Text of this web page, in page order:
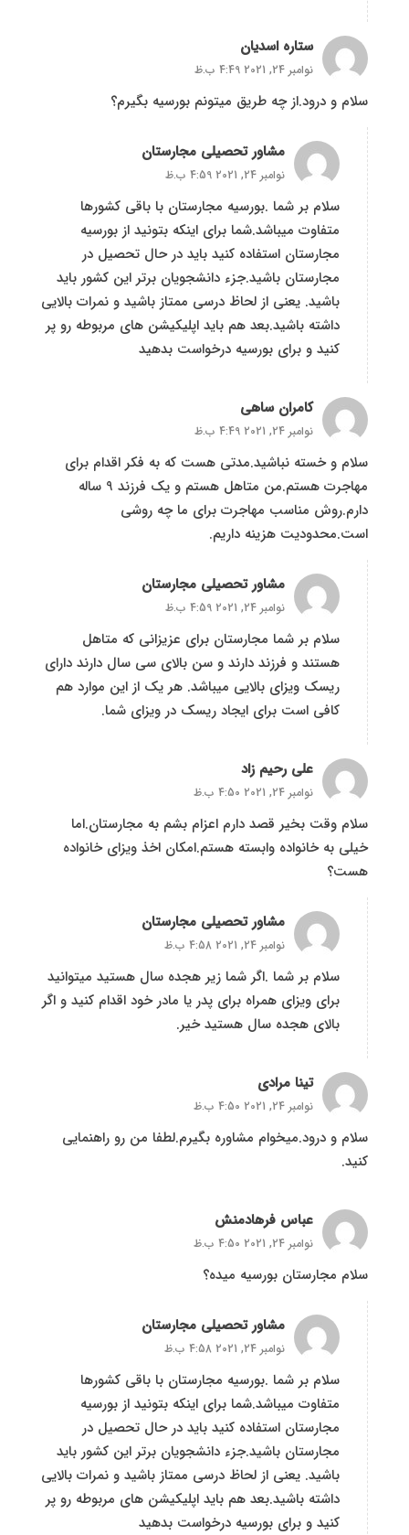
ستاره اسدیان
نوامبر 24, 2021 4:49 ب.ظ
سلام و درود.از چه طریق میتونم بورسیه بگیرم؟
مشاور تحصیلی مجارستان
نوامبر 24, 2021 4:59 ب.ظ
سلام بر شما .بورسیه مجارستان با باقی کشورها
متفاوت میباشد.شما برای اینکه بتونید از بورسیه
مجارستان استفاده کنید باید در حال تحصیل در
مجارستان باشید.جزء دانشجویان برتر این کشور باید
باشید. یعنی از لحاظ درسی ممتاز باشید و نمرات بالایی
داشته باشید.بعد هم باید اپلیکیشن های مربوطه رو پر
کنید و برای بورسیه درخواست بدهید
کامران ساهی
نوامبر 24, 2021 4:49 ب.ظ
سلام و خسته نباشید.مدتی هست که به فکر اقدام برای
مهاجرت هستم.من متاهل هستم و یک فرزند 9 ساله
دارم.روش مناسب مهاجرت برای ما چه روشی
است.محدودیت هزینه داریم.
مشاور تحصیلی مجارستان
نوامبر 24, 2021 4:59 ب.ظ
سلام بر شما مجارستان برای عزیزانی که متاهل
هستند و فرزند دارند و سن بالای سی سال دارند دارای
ریسک ویزای بالایی میباشد. هر یک از این موارد هم
کافی است برای ایجاد ریسک در ویزای شما.
علی رحیم زاد
نوامبر 24, 2021 4:50 ب.ظ
سلام وقت بخیر قصد دارم اعزام بشم به مجارستان.اما
خیلی به خانواده وابسته هستم.امکان اخذ ویزای خانواده
هست؟
مشاور تحصیلی مجارستان
نوامبر 24, 2021 4:58 ب.ظ
سلام بر شما .اگر شما زیر هجده سال هستید میتوانید
برای ویزای همراه برای پدر یا مادر خود اقدام کنید و اگر
بالای هجده سال هستید خیر.
تینا مرادی
نوامبر 24, 2021 4:50 ب.ظ
سلام و درود.میخوام مشاوره بگیرم.لطفا من رو راهنمایی
کنید.
عباس فرهادمنش
نوامبر 24, 2021 4:50 ب.ظ
سلام مجارستان بورسیه میده؟
مشاور تحصیلی مجارستان
نوامبر 24, 2021 4:58 ب.ظ
سلام بر شما .بورسیه مجارستان با باقی کشورها
متفاوت میباشد.شما برای اینکه بتونید از بورسیه
مجارستان استفاده کنید باید در حال تحصیل در
مجارستان باشید.جزء دانشجویان برتر این کشور باید
باشید. یعنی از لحاظ درسی ممتاز باشید و نمرات بالایی
داشته باشید.بعد هم باید اپلیکیشن های مربوطه رو پر
کنید و برای بورسیه درخواست بدهید